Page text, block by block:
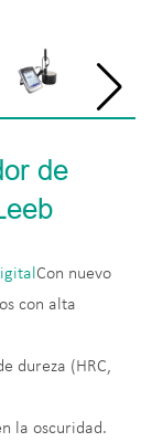
de
Con nuevo
con alta
dureza (HRC,
la oscuridad.